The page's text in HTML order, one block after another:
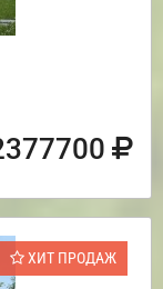
ХИТ ПРОДАЖ